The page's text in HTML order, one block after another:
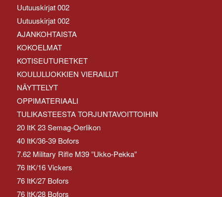
Uutuuskirjat 002
Uutuuskirjat 002
AJANKOHTAISTA
KOKOELMAT
KOTISEUTURETKET
KOULULUOKKIEN VIERAILUT
NÄYTTELYT
OPPIMATERIAALI
TULIKASTEESTA TORJUNTAVOITTOIHIN
20 ItK 23 Semag-Oerlikon
40 ItK/36-39 Bofors
7.62 Military Rifle M39 ”Ukko-Pekka”
76 ItK/16 Vickers
76 ItK/27 Bofors
76 ItK/28 Bofors